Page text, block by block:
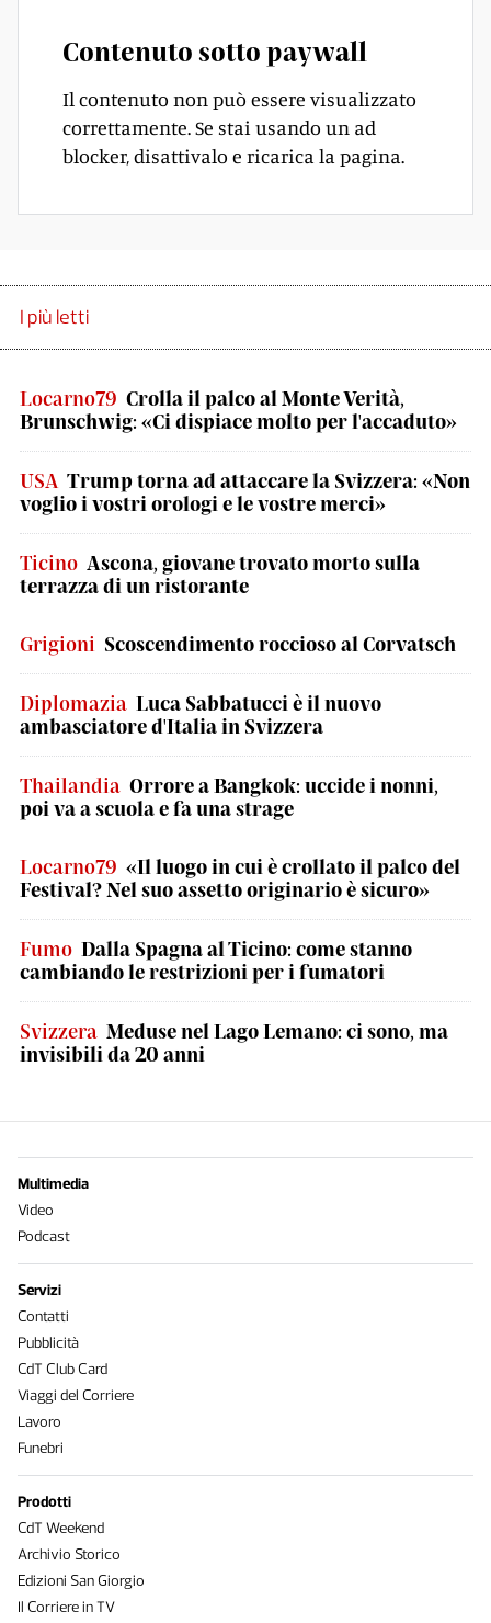
Contenuto sotto paywall
Il contenuto non può essere visualizzato
correttamente. Se stai usando un ad
blocker, disattivalo e ricarica la pagina.
I più letti
Locarno79 Crolla il palco al Monte Verità,
Brunschwig: «Ci dispiace molto per l'accaduto»
USA Trump torna ad attaccare la Svizzera: «Non
voglio i vostri orologi e le vostre merci»
Ticino Ascona, giovane trovato morto sulla
terrazza di un ristorante
Grigioni Scoscendimento roccioso al Corvatsch
Diplomazia Luca Sabbatucci è il nuovo
ambasciatore d'Italia in Svizzera
Thailandia Orrore a Bangkok: uccide i nonni,
poi va a scuola e fa una strage
Locarno79 «Il luogo in cui è crollato il palco del
Festival? Nel suo assetto originario è sicuro»
Fumo Dalla Spagna al Ticino: come stanno
cambiando le restrizioni per i fumatori
Svizzera Meduse nel Lago Lemano: ci sono, ma
invisibili da 20 anni
Multimedia
Video
Podcast
Servizi
Contatti
Pubblicità
CdT Club Card
Viaggi del Corriere
Lavoro
Funebri
Prodotti
CdT Weekend
Archivio Storico
Edizioni San Giorgio
Il Corriere in TV